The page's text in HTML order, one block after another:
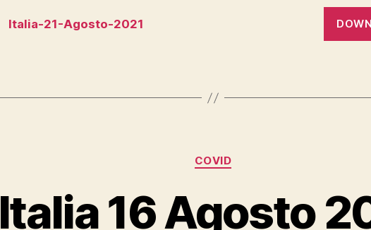
Italia-21-Agosto-2021
Categorie
COVID
Italia 16 Agosto